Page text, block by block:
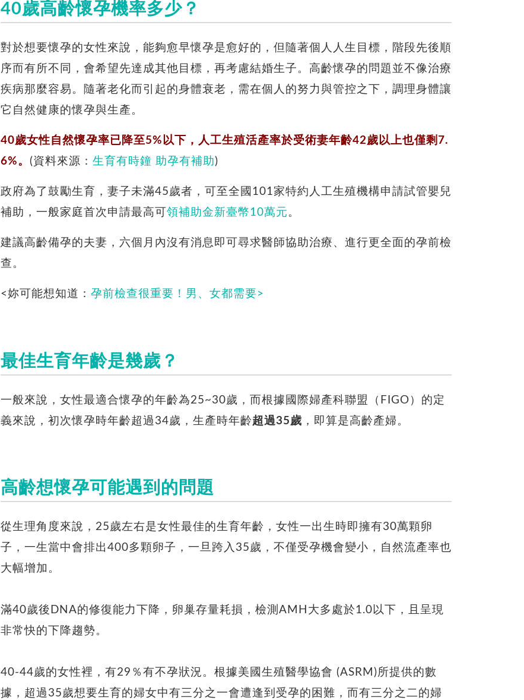
40歲高齡懷孕機率多少？
對於想要懷孕的女性來說，能夠愈早懷孕是愈好的，但隨著個人人生目標，階段先後順
序而有所不同，會希望先達成其他目標，再考慮結婚生子。高齡懷孕的問題並不像治療
疾病那麼容易。隨著老化而引起的身體衰老，需在個人的努力與管控之下，調理身體讓
它自然健康的懷孕與生產。
40歲女性自然懷孕率已降至5%以下，人工生殖活產率於受術妻年齡42歲以上也僅剩7.
6%。 (資料來源： 生育有時鐘 助孕有補助)
政府為了鼓勵生育，妻子未滿45歲者，可至全國101家特約人工生殖機構申請試管嬰兒
補助，一般家庭首次申請最高可 領補助金新臺幣10萬元 。
建議高齡備孕的夫妻，六個月內沒有消息即可尋求醫師協助治療、進行更全面的孕前檢
查。
<妳可能想知道： 孕前檢查很重要！男、女都需要>
最佳生育年齡是幾歲？
一般來說，女性最適合懷孕的年齡為25~30歲，而根據國際婦產科聯盟（FIGO）的定
義來說，初次懷孕時年齡超過34歲，生產時年齡超過35歲 ，即算是高齡產婦。
高齡想懷孕可能遇到的問題
從生理角度來說，25歲左右是女性最佳的生育年齡，女性一出生時即擁有30萬顆卵
子，一生當中會排出400多顆卵子，一旦跨入35歲，不僅受孕機會變小，自然流產率也
大幅增加。
滿40歲後DNA的修復能力下降，卵巢存量耗損，檢測AMH大多處於1.0以下，且呈現
非常快的下降趨勢。
40-44歲的女性裡，有29％有不孕狀況。根據美國生殖醫學協會 (ASRM)所提供的數
據，超過35歲想要生育的婦女中有三分之一會遭逢到受孕的困難，而有三分之二的婦